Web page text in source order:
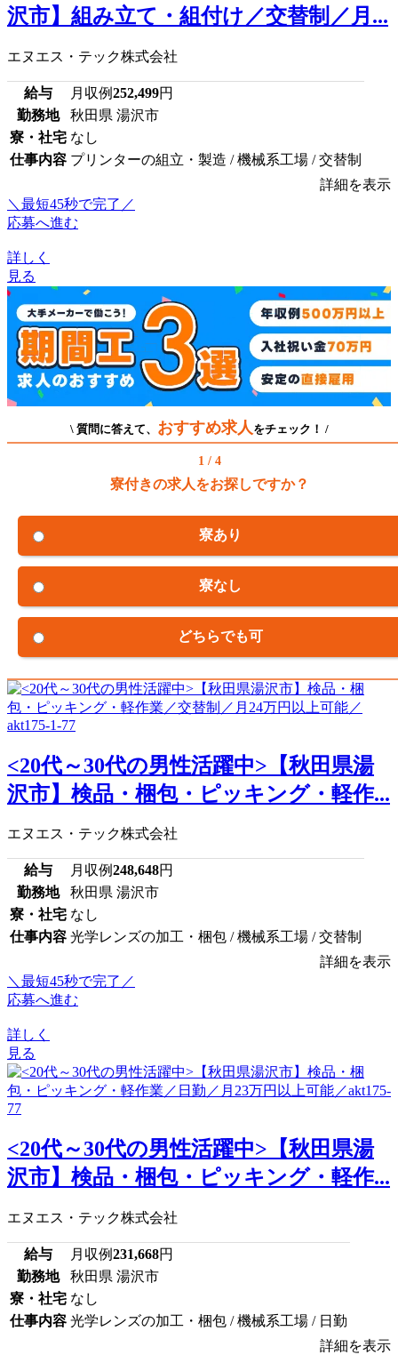
沢市】組み立て・組付け／交替制／月...
エヌエス・テック株式会社
給与 月収例252,499円
勤務地
秋田県 湯沢市
寮・社宅 なし
仕事内容 プリンターの組立・製造 / 機械系工場 / 交替制
詳細を表示
＼最短45秒で完了／
応募へ進む
詳しく
見る
\ 質問に答えて、 おすすめ求人 をチェック！ /
1 / 4
寮付きの求人をお探しですか？
寮あり
寮なし
どちらでも可
<20代～30代の男性活躍中>【秋田県湯
沢市】検品・梱包・ピッキング・軽作...
エヌエス・テック株式会社
給与 月収例248,648円
勤務地
秋田県 湯沢市
寮・社宅 なし
仕事内容 光学レンズの加工・梱包 / 機械系工場 / 交替制
詳細を表示
＼最短45秒で完了／
応募へ進む
詳しく
見る
<20代～30代の男性活躍中>【秋田県湯
沢市】検品・梱包・ピッキング・軽作...
エヌエス・テック株式会社
給与 月収例231,668円
勤務地
秋田県 湯沢市
寮・社宅 なし
仕事内容 光学レンズの加工・梱包 / 機械系工場 / 日勤
詳細を表示